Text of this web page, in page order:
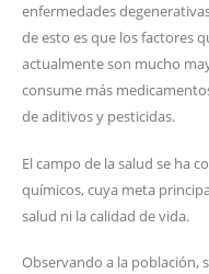
enfermedades
de esto es que los factores
actualmente son mucho
consume más
de aditivos y pesticidas.
El campo de la salud se ha
químicos, cuya meta
salud ni la calidad de vida.
Observando a la población,